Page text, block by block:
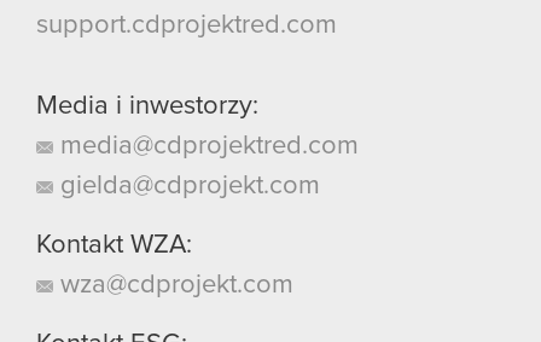
support.cdprojektred.com
Media i inwestorzy:
media@cdprojektred.com
gielda@cdprojekt.com
Kontakt WZA:
wza@cdprojekt.com